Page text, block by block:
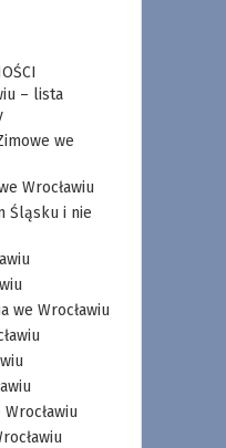
– lista
we
Wrocławiu
Śląsku i nie
we Wrocławiu